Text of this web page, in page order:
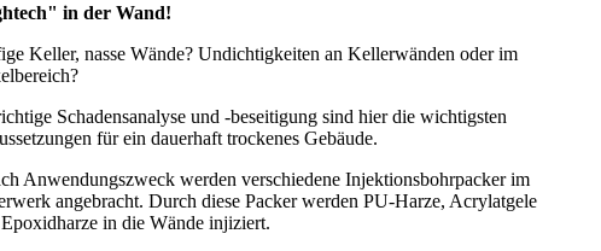
in der Wand!
Keller, nasse Wände? Undichtigkeiten an Kellerwänden oder im
Schadensanalyse und -beseitigung sind hier die wichtigsten
für ein dauerhaft trockenes Gebäude.
Anwendungszweck werden verschiedene Injektionsbohrpacker im
angebracht. Durch diese Packer werden PU-Harze, Acrylatgele
in die Wände injiziert.